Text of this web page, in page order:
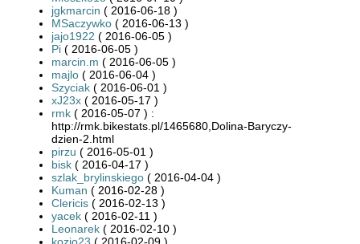
jgkmarcin ( 2016-06-18 )
MSaczywko ( 2016-06-13 )
jajo1922 ( 2016-06-05 )
Pi ( 2016-06-05 )
marcin.m ( 2016-06-05 )
majlo ( 2016-06-04 )
Szyciak ( 2016-06-01 )
xJ23x ( 2016-05-17 )
rmk ( 2016-05-07 ) :
http://rmk.bikestats.pl/1465680,Dolina-Baryczy-
dzien-2.html
pirzu ( 2016-05-01 )
bisk ( 2016-04-17 )
szlak_brylinskiego ( 2016-04-04 )
Kuman ( 2016-02-28 )
Clericis ( 2016-02-13 )
yacek ( 2016-02-11 )
Leonarek ( 2016-02-10 )
kozio23 ( 2016-02-09 )